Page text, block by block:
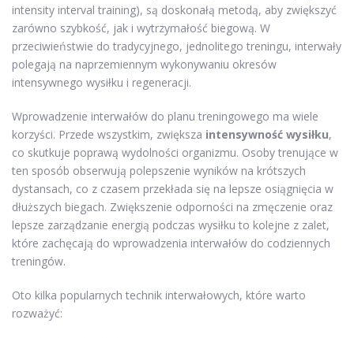
intensity interval training), są doskonałą metodą, aby zwiększyć
zarówno szybkość, jak i wytrzymałość biegową. W
przeciwieństwie do tradycyjnego, jednolitego treningu, interwały
polegają na naprzemiennym wykonywaniu okresów
intensywnego wysiłku i regeneracji.
Wprowadzenie interwałów do planu treningowego ma wiele
korzyści. Przede wszystkim, zwiększa intensywność wysiłku,
co skutkuje poprawą wydolności organizmu. Osoby trenujące w
ten sposób obserwują polepszenie wyników na krótszych
dystansach, co z czasem przekłada się na lepsze osiągnięcia w
dłuższych biegach. Zwiększenie odporności na zmęczenie oraz
lepsze zarządzanie energią podczas wysiłku to kolejne z zalet,
które zachęcają do wprowadzenia interwałów do codziennych
treningów.
Oto kilka popularnych technik interwałowych, które warto
rozważyć: